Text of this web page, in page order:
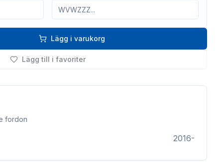
Lägg i varukorg
Lägg till i favoriter
fordon
2016-